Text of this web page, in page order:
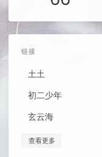
链接
土土
初二少年
玄云海
查看更多